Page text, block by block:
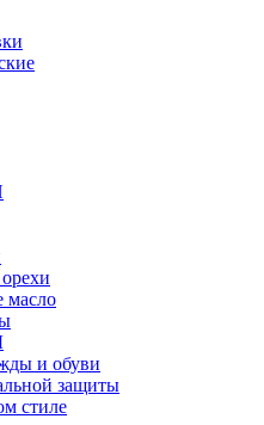
масло
и обуви
защиты
стиле